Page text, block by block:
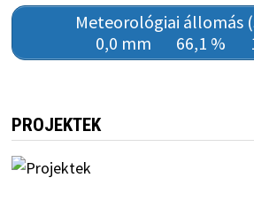
Meteorológiai állomás
0,0 mm
66,1 %
PROJEKTEK